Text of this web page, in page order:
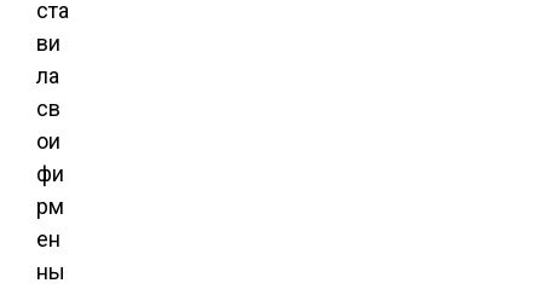
ста
ви
ла
св
ои
фи
рм
ен
ны